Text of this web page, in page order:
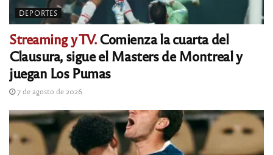
DEPORTES
Streaming y TV.Comienza la cuarta del
Clausura, sigue el Masters de Montreal y
juegan Los Pumas
7 de agosto de 2026